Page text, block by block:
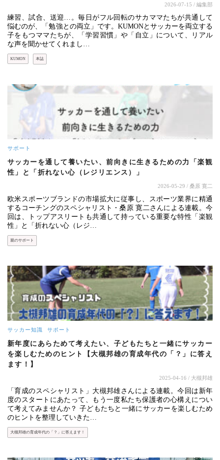
2026-07-15 / 編集部
練習、試合、送迎…。毎日がフル回転のサカママたちが共通して
悩むのが、「勉強との両立」です。KUMONとサッカーを両立する
子をもつママたちが、「学習習慣」や「自立」について、リアル
な声を聞かせてくれまし…
KUMON 本誌
サポート
サッカーを通して養いたい、前向きに生きるための力「楽観
性」と「折れない心（レジリエンス）」
2026-05-29 / 桑原 寛二
欧米スポーツブランドの市場拡大に従事し、スポーツ業界に精通
するコーチングのスペシャリスト・桑原 寛二さんによる連載。今
回は、トップアスリートも共通して持っている重要な特性「楽観
性」と「折れない心（レジ…
親のサポート
サッカー知識 サポート
新年度にあらためて考えたい、子どもたちと一緒にサッカー
を楽しむためのヒント【大槻邦雄の育成年代の「？」に答え
ます！】
2025-04-16 / 大槻邦雄
「育成のスペシャリスト」大槻邦雄さんによる連載。今回は新年
度のスタートにあたって、もう一度私たち保護者の心構えについ
て考えてみませんか？ 子どもたちと一緒にサッカーを楽しむため
のヒントを整理していきた…
大槻邦雄の育成年代の「？」に答えます！